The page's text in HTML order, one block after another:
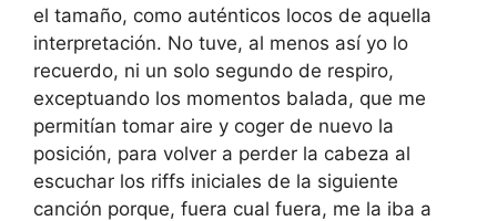
el tamaño, como auténticos locos de aquella
interpretación. No tuve, al menos así yo lo
recuerdo, ni un solo segundo de respiro,
exceptuando los momentos balada, que me
permitían tomar aire y coger de nuevo la
posición, para volver a perder la cabeza al
escuchar los riffs iniciales de la siguiente
canción porque, fuera cual fuera, me la iba a